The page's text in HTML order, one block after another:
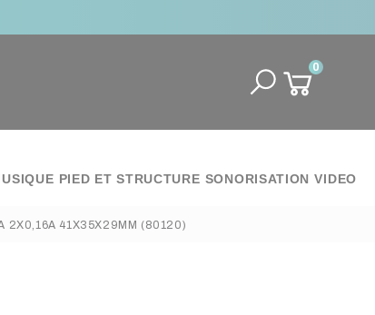
0
PIED ET STRUCTURE SONORISATION VIDEO
2X0,16A 41X35X29MM (80120)